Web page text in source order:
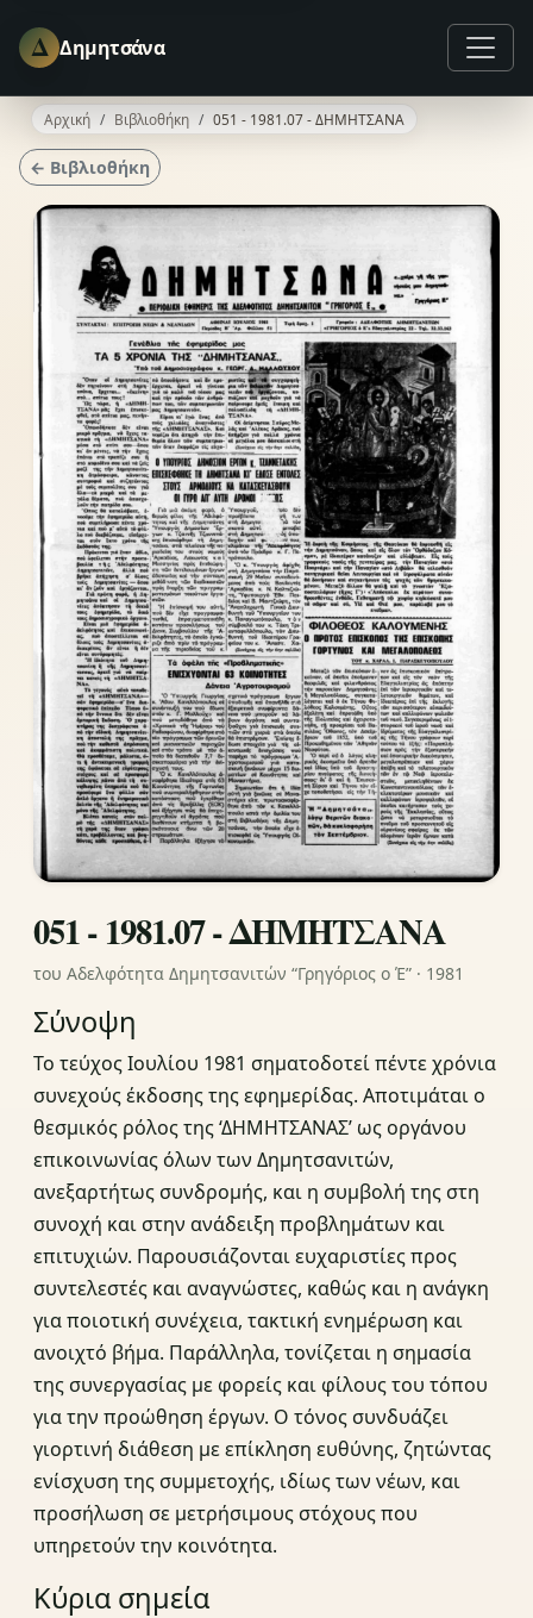
Δ Δημητσάνα
Αρχική Βιβλιοθήκη 051 - 1981.07 - ΔΗΜΗΤΣΑΝΑ
← Βιβλιοθήκη
051 - 1981.07 - ΔΗΜΗΤΣΑΝΑ
του Αδελφότητα Δημητσανιτών “Γρηγόριος ο Έ” · 1981
Σύνοψη
Το τεύχος Ιουλίου 1981 σηματοδοτεί πέντε χρόνια
συνεχούς έκδοσης της εφημερίδας. Αποτιμάται ο
θεσμικός ρόλος της ‘ΔΗΜΗΤΣΑΝΑΣ’ ως οργάνου
επικοινωνίας όλων των Δημητσανιτών,
ανεξαρτήτως συνδρομής, και η συμβολή της στη
συνοχή και στην ανάδειξη προβλημάτων και
επιτυχιών. Παρουσιάζονται ευχαριστίες προς
συντελεστές και αναγνώστες, καθώς και η ανάγκη
για ποιοτική συνέχεια, τακτική ενημέρωση και
ανοιχτό βήμα. Παράλληλα, τονίζεται η σημασία
της συνεργασίας με φορείς και φίλους του τόπου
για την προώθηση έργων. Ο τόνος συνδυάζει
γιορτινή διάθεση με επίκληση ευθύνης, ζητώντας
ενίσχυση της συμμετοχής, ιδίως των νέων, και
προσήλωση σε μετρήσιμους στόχους που
υπηρετούν την κοινότητα.
Κύρια σημεία